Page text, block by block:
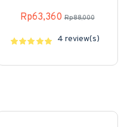
Rp63,360 Rp88,000
4 review(s)